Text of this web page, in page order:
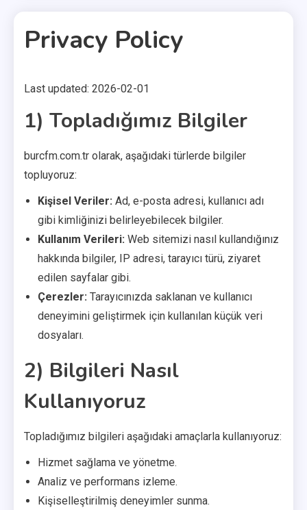
Privacy Policy
2 MINS READ
Last updated: 2026-02-01
1) Topladığımız Bilgiler
burcfm.com.tr olarak, aşağıdaki türlerde bilgiler
topluyoruz:
Kişisel Veriler: Ad, e-posta adresi, kullanıcı adı
gibi kimliğinizi belirleyebilecek bilgiler.
Kullanım Verileri: Web sitemizi nasıl kullandığınız
hakkında bilgiler, IP adresi, tarayıcı türü, ziyaret
edilen sayfalar gibi.
Çerezler: Tarayıcınızda saklanan ve kullanıcı
deneyimini geliştirmek için kullanılan küçük veri
dosyaları.
2) Bilgileri Nasıl
Kullanıyoruz
Topladığımız bilgileri aşağıdaki amaçlarla kullanıyoruz:
Hizmet sağlama ve yönetme.
Analiz ve performans izleme.
Kişiselleştirilmiş deneyimler sunma.